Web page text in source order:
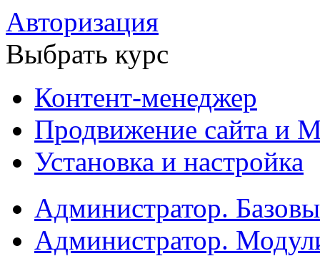
Авторизация
Выбрать курс
Контент-менеджер
Продвижение сайта и
Установка и настройка
Администратор.
Администратор.